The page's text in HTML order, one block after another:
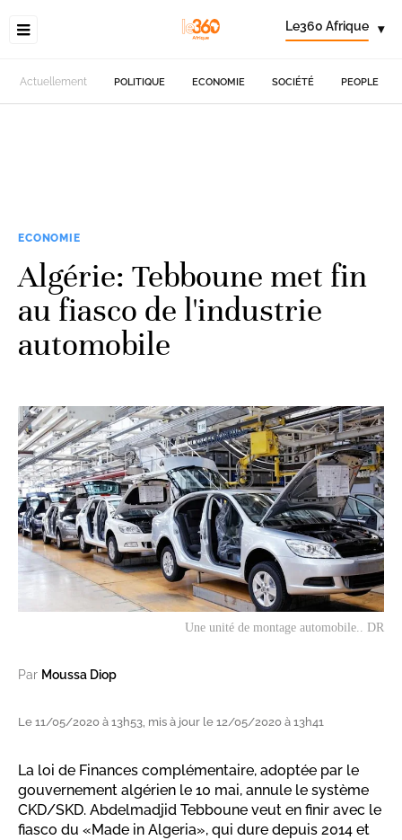
Le360 Afrique ▾
Actuellement POLITIQUE ECONOMIE SOCIÉTÉ PEOPLE
ECONOMIE
Algérie: Tebboune met fin
au fiasco de l'industrie
automobile
Une unité de montage automobile.. DR
Par Moussa Diop
Le 11/05/2020 à 13h53, mis à jour le 12/05/2020 à 13h41
La loi de Finances complémentaire, adoptée par le
gouvernement algérien le 10 mai, annule le système
CKD/SKD. Abdelmadjid Tebboune veut en finir avec le
fiasco du «Made in Algeria», qui dure depuis 2014 et